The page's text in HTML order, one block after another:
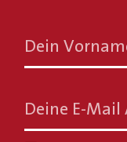
Dein
Deine E-Mail